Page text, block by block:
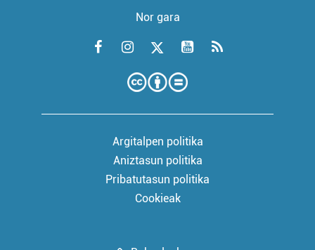
Nor gara
Argitalpen politika
Aniztasun politika
Pribatutasun politika
Cookieak